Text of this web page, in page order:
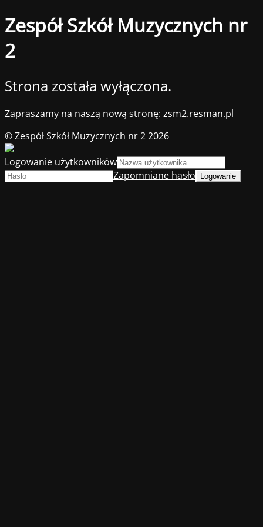
Zespół Szkół Muzycznych nr
2
Strona została wyłączona.
Zapraszamy na naszą nową stronę: zsm2.resman.pl
© Zespół Szkół Muzycznych nr 2 2026
Logowanie użytkowników
Zapomniane hasło